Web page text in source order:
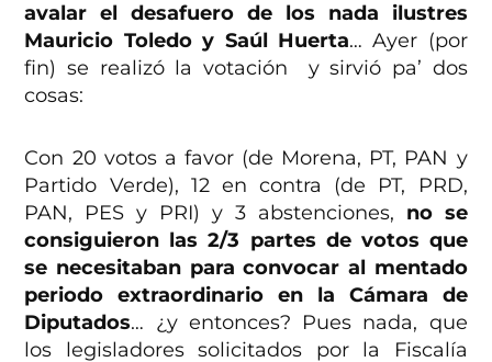
avalar el desafuero de los nada ilustres
Mauricio Toledo y Saúl Huerta… Ayer (por
fin) se realizó la votación y sirvió pa’ dos
cosas:
Con 20 votos a favor (de Morena, PT, PAN y
Partido Verde), 12 en contra (de PT, PRD,
PAN, PES y PRI) y 3 abstenciones, no se
consiguieron las 2/3 partes de votos que
se necesitaban para convocar al mentado
periodo extraordinario en la Cámara de
Diputados… ¿y entonces? Pues nada, que
los legisladores solicitados por la Fiscalía